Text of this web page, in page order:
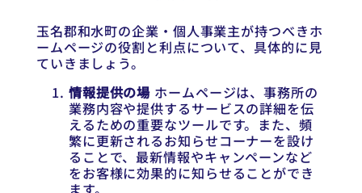
玉名郡和水町の企業・個人事業主が持つべきホ
ームページの役割と利点について、具体的に見
ていきましょう。
情報提供の場 ホームページは、事務所の
業務内容や提供するサービスの詳細を伝
えるための重要なツールです。また、頻
繁に更新されるお知らせコーナーを設け
ることで、最新情報やキャンペーンなど
をお客様に効果的に知らせることができ
ます。